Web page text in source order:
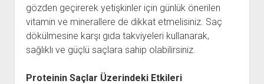
gözden geçirerek yetişkinler için günlük önerilen
vitamin ve minerallere de dikkat etmelisiniz. Saç
dökülmesine karşı gıda takviyeleri kullanarak,
sağlıklı ve güçlü saçlara sahip olabilirsiniz.
Proteinin Saçlar Üzerindeki Etkileri